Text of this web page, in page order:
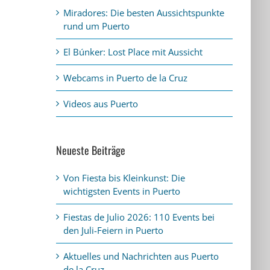
Miradores: Die besten Aussichtspunkte
rund um Puerto
El Búnker: Lost Place mit Aussicht
Webcams in Puerto de la Cruz
Videos aus Puerto
Neueste Beiträge
Von Fiesta bis Kleinkunst: Die
wichtigsten Events in Puerto
Fiestas de Julio 2026: 110 Events bei
den Juli-Feiern in Puerto
Aktuelles und Nachrichten aus Puerto